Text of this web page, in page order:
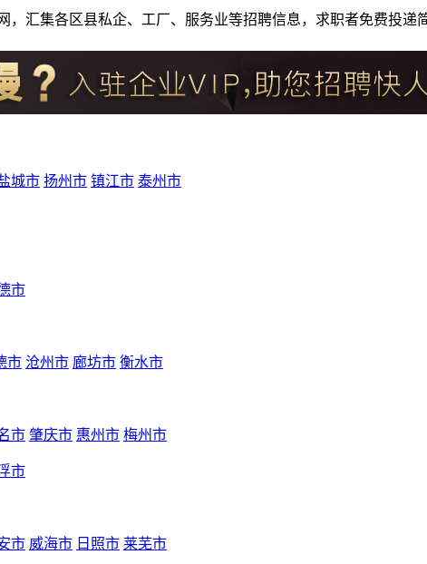
，汇集各区县私企、工厂、服务业等招聘信息，求职者免费投
城市 扬州市 镇江市 泰州市
市
市 沧州市 廊坊市 衡水市
市 肇庆市 惠州市 梅州市
市
市 威海市 日照市 莱芜市